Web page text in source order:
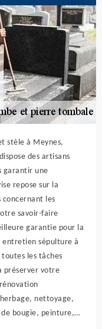
stèle à Meynes,
des artisans
garantir une
repose sur la
les
savoir-faire
garantie pour la
sépulture à
toutes les tâches
préserver votre
nettoyage,
de bougie, peinture,…